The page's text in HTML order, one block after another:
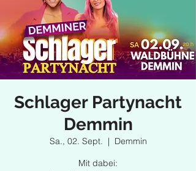
Schlager Partynacht
Demmin
Sa., 02. Sept.
  |
Demmin
Mit dabei: